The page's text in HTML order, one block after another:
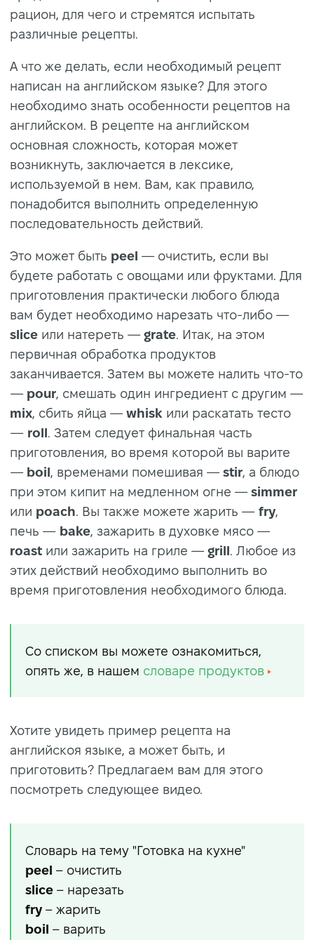
рацион, для чего и стремятся испытать
различные рецепты.
А что же делать, если необходимый рецепт
написан на английском языке? Для этого
необходимо знать особенности рецептов на
английском. В рецепте на английском
основная сложность, которая может
возникнуть, заключается в лексике,
используемой в нем. Вам, как правило,
понадобится выполнить определенную
последовательность действий.
Это может быть peel — очистить, если вы
будете работать с овощами или фруктами. Для
приготовления практически любого блюда
вам будет необходимо нарезать что-либо —
slice или натереть — grate. Итак, на этом
первичная обработка продуктов
заканчивается. Затем вы можете налить что-то
— pour, смешать один ингредиент с другим —
mix, сбить яйца — whisk или раскатать тесто
— roll. Затем следует финальная часть
приготовления, во время которой вы варите
— boil, временами помешивая — stir, а блюдо
при этом кипит на медленном огне — simmer
или poach. Вы также можете жарить — fry,
печь — bake, зажарить в духовке мясо —
roast или зажарить на гриле — grill. Любое из
этих действий необходимо выполнить во
время приготовления необходимого блюда.
Со списком вы можете ознакомиться,
опять же, в нашем словаре продуктов
Хотите увидеть пример рецепта на
английскоя языке, а может быть, и
приготовить? Предлагаем вам для этого
посмотреть следующее видео.
Словарь на тему "Готовка на кухне"
peel – очистить
slice – нарезать
fry– жарить
boil – варить